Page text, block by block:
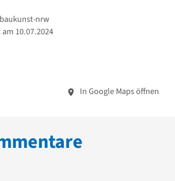
nrw
10.07.2024
In Google Maps öffnen